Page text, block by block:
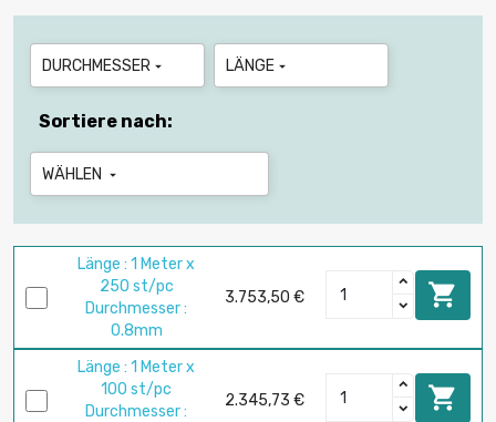
DURCHMESSER  LÄNGE 
Sortiere nach:
WÄHLEN 
Länge : 1 Meter x
250 st/pc
Durchmesser :
0.8mm
3.753,50 € 
Länge : 1 Meter x
100 st/pc
Durchmesser :
2.345,73 € 